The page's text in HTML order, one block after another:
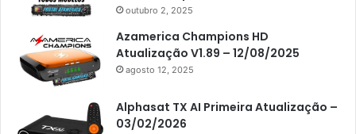
Americabox S205 Plus
Americabox S305 Plus
Artcom
Athomics
outubro 2, 2025
Azamerica Champions HD
Atualização V1.89 – 12/08/2025
agosto 12, 2025
Alphasat TX AI Primeira Atualização –
03/02/2026